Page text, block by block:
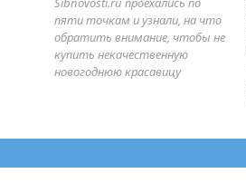
пяти точкам и узнали, на что
обратить внимание, чтобы не
купить некачественную
новогоднюю красавицу